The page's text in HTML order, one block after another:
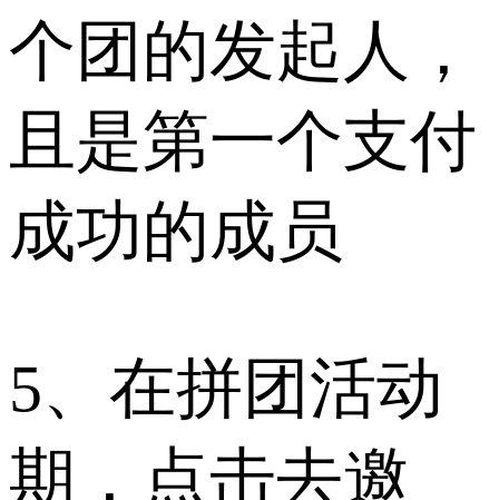
个团的发起人，
且是第一个支付
成功的成员
5、在拼团活动
期，点击去邀